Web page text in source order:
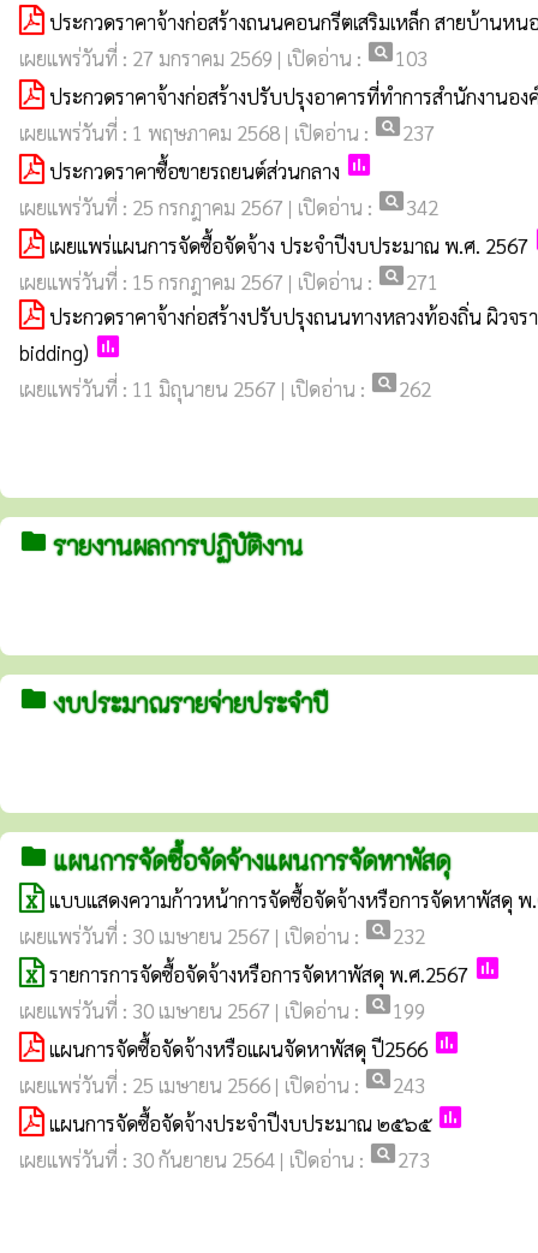
ประกวดราคาจ้างก่อสร้างถนนคอนกรีตเสริมเหล็ก สายบ้านห
เผยแพร่วันที่ : 27 มกราคม 2569 | เปิดอ่าน : pageview103
ประกวดราคาจ้างก่อสร้างปรับปรุงอาคารที่ทำการสำนักงานอ
เผยแพร่วันที่ : 1 พฤษภาคม 2568 | เปิดอ่าน : pageview237
ประกวดราคาซื้อขายรถยนต์ส่วนกลาง poll
เผยแพร่วันที่ : 25 กรกฎาคม 2567 | เปิดอ่าน : pageview342
เผยแพร่แผนการจัดซื้อจัดจ้าง ประจำปีงบประมาณ พ.ศ. 2567
เผยแพร่วันที่ : 15 กรกฎาคม 2567 | เปิดอ่าน : pageview271
ประกวดราคาจ้างก่อสร้างปรับปรุงถนนทางหลวงท้องถิ่น ผิวจร
bidding) poll
เผยแพร่วันที่ : 11 มิถุนายน 2567 | เปิดอ่าน : pageview262
folder รายงานผลการปฏิบัติงาน
folder งบประมาณรายจ่ายประจำปี
folder แผนการจัดซื้อจัดจ้างแผนการจัดหาพัสดุ
แบบแสดงความก้าวหน้าการจัดซื้อจัดจ้างหรือการจัดหาพัสดุ พ
เผยแพร่วันที่ : 30 เมษายน 2567 | เปิดอ่าน : pageview232
รายการการจัดซื้อจัดจ้างหรือการจัดหาพัสดุ พ.ศ.2567 poll
เผยแพร่วันที่ : 30 เมษายน 2567 | เปิดอ่าน : pageview199
แผนการจัดซื้อจัดจ้างหรือแผนจัดหาพัสดุ ปี2566 poll
เผยแพร่วันที่ : 25 เมษายน 2566 | เปิดอ่าน : pageview243
แผนการจัดซื้อจัดจ้างประจำปีงบประมาณ ๒๕๖๕ poll
เผยแพร่วันที่ : 30 กันยายน 2564 | เปิดอ่าน : pageview273